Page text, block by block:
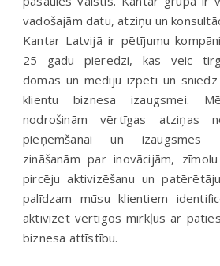
vadošajām datu, atziņu un
Kantar Latvijā ir pētījumu
25 gadu pieredzi, kas veic
domas un mediju izpēti un
klientu biznesa izaugsmei.
nodrošinām vērtīgas atziņas
pieņemšanai un izaugsmes
zināšanām par inovācijām,
pircēju aktivizēšanu un
palīdzam mūsu klientiem
aktivizēt vērtīgos mirkļus ar
biznesa attīstību.